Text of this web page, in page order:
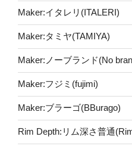
Maker:イタレリ(ITALERI)
Maker:タミヤ(TAMIYA)
Maker:ノーブランド(No
Maker:フジミ(fujimi)
Maker:ブラーゴ(BBurago)
Rim Depth:リム深さ普通